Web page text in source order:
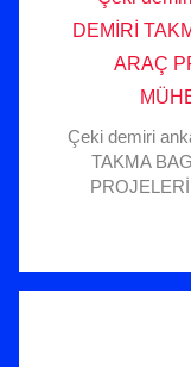
Çeki demiri
TAKMA